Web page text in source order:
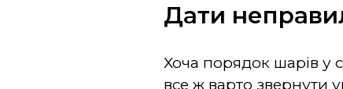
Дати
Хоча порядок шарів у
все ж варто звернути